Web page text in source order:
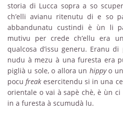
storia di Lucca sopra a so
ch’elli avianu ritenutu di e so
abbandunatu custindi è ùn li
mutivu per crede ch’ellu era
qualcosa d’issu generu. Eranu
nudu à mezu à una furesta era
piglià u sole, o allora un hippyo
pocufreak esercitendu si in una
orientale o vai à sapè chè, è ùn
in a furesta à scumudà lu.